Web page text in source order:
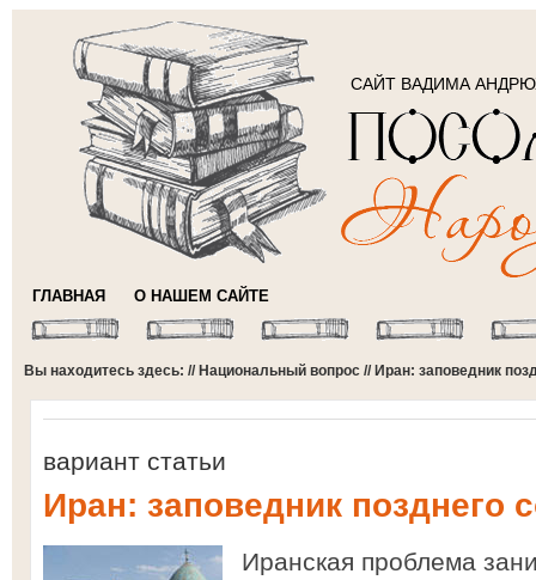
САЙТ ВАДИМА
ГЛАВНАЯ О НАШЕМ САЙТЕ
Вы находитесь здесь: // Национальный вопрос // Иран: заповедник
вариант статьи
Иран: заповедник позднего
Иранская проблема